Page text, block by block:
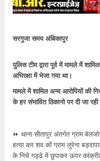
सरगुजा समय अंबिकापुर
पुलिस टीम द्वारा पूर्व में मामले में
अभिरक्षा में भेजा गया था।
मामले में शामिल अन्य आरोपियों की
के हर संभावित ठिकानो पर दी जा
⏩ थाना सीतापुर अंतर्गत ग्राम
हत्या कर शव कों ग्राम लुरेना
के निचे गड्ढे में छुपाकर ऊपर